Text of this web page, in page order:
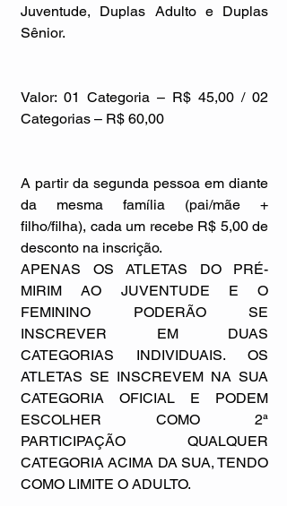
Juventude, Duplas Adulto e Duplas
Sênior.
Valor: 01 Categoria – R$ 45,00 / 02
Categorias – R$ 60,00
A partir da segunda pessoa em diante
da mesma família (pai/mãe +
filho/filha), cada um recebe R$ 5,00 de
desconto na inscrição.
APENAS OS ATLETAS DO PRÉ-
MIRIM AO JUVENTUDE E O
FEMININO PODERÃO SE
INSCREVER EM DUAS
CATEGORIAS INDIVIDUAIS. OS
ATLETAS SE INSCREVEM NA SUA
CATEGORIA OFICIAL E PODEM
ESCOLHER COMO 2ª
PARTICIPAÇÃO QUALQUER
CATEGORIA ACIMA DA SUA, TENDO
COMO LIMITE O ADULTO.